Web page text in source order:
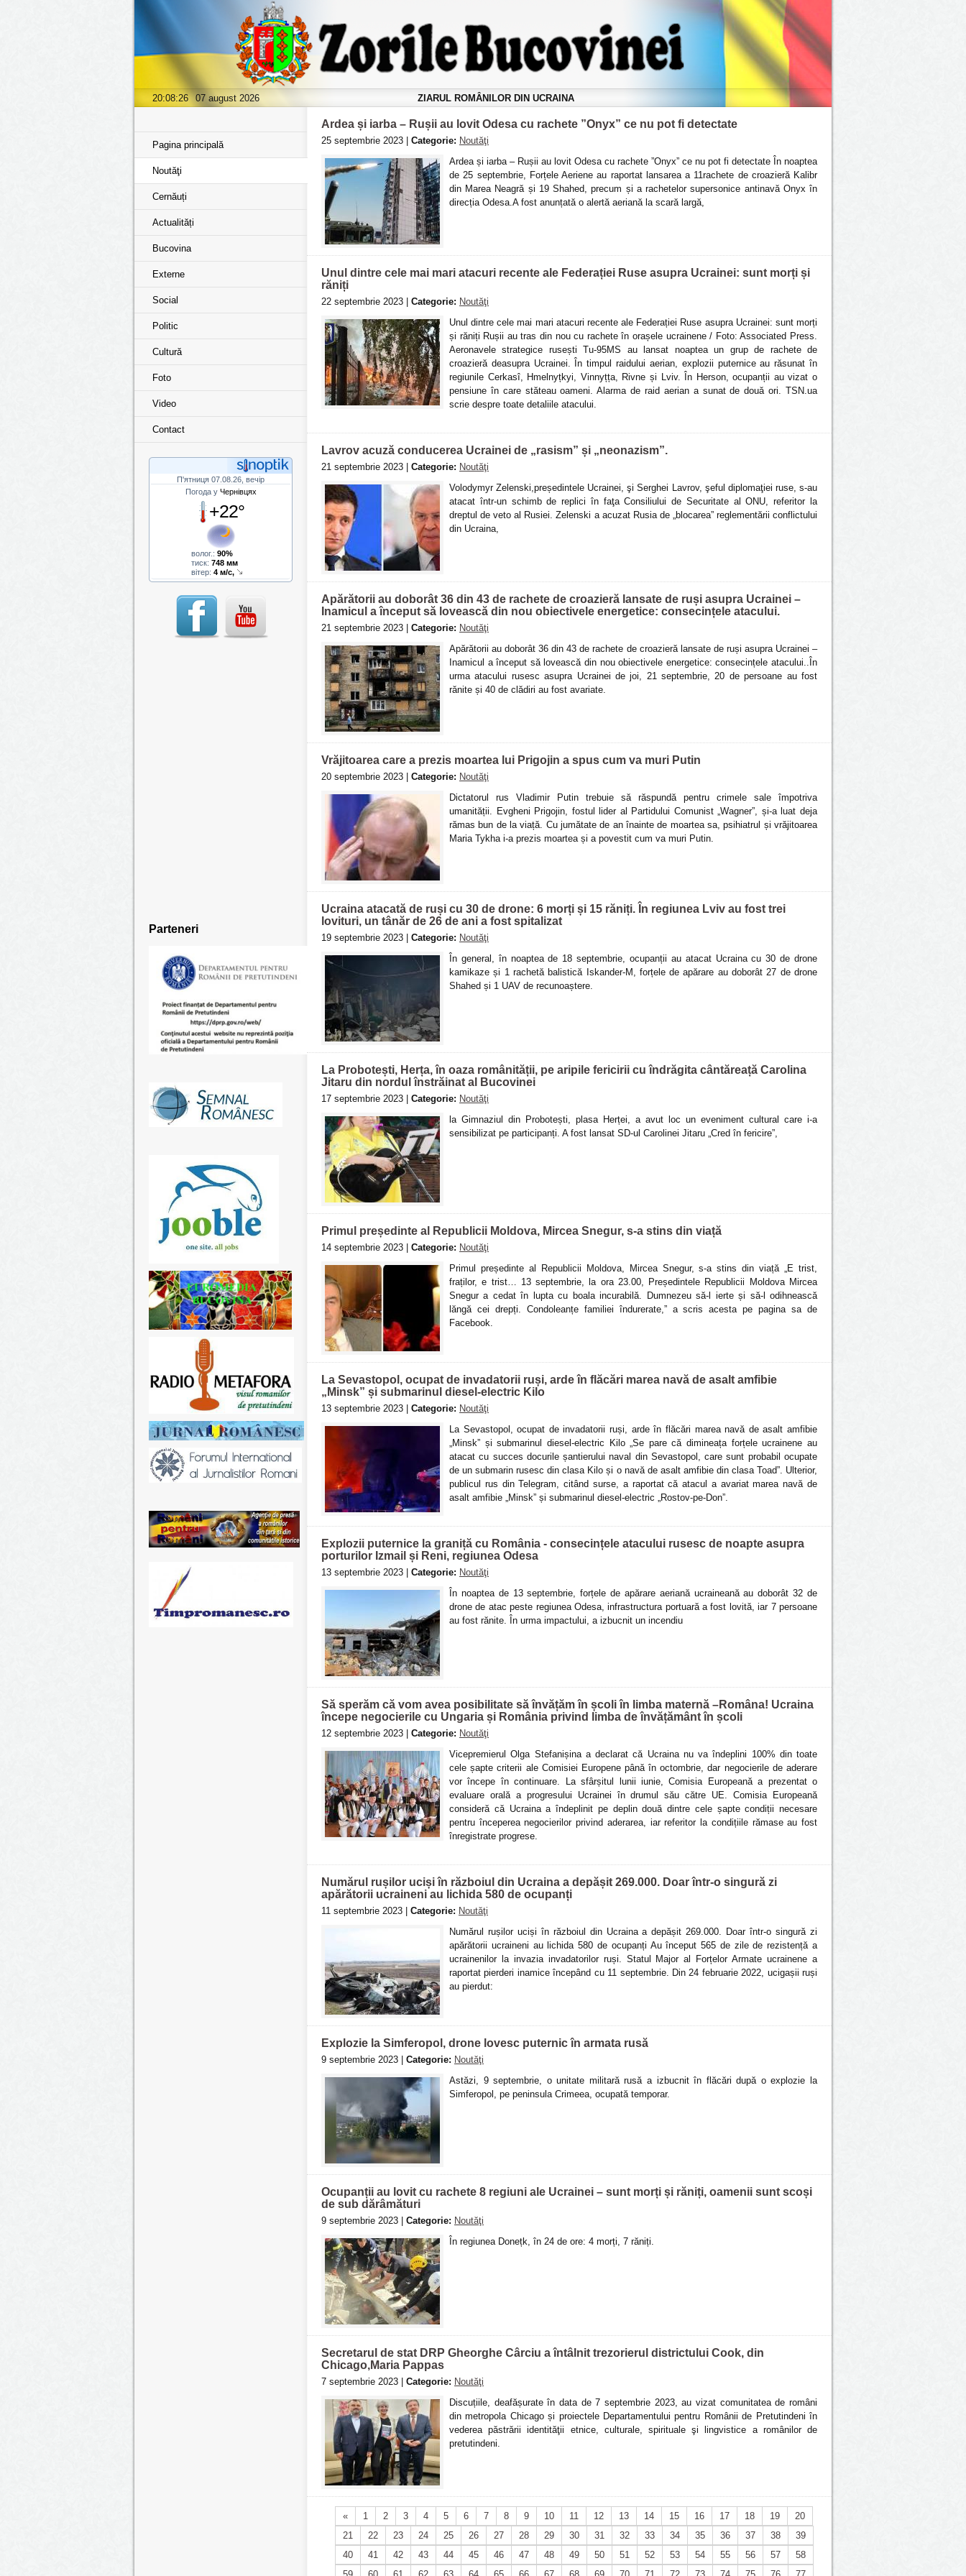
20:08:27 07 august 2026 ZIARUL ROMÂNILOR DIN UCRAINA
Pagina principală
Noutăţi
Cernăuți
Actualități
Bucovina
Externe
Social
Politic
Cultură
Foto
Video
Contact
П'ятниця 07.08.26, вечір
Погода у Чернівцях
+22°
волог.: 90%
тиск: 748 мм
вітер: 4 м/с,
Parteneri
Ardea și iarba – Rușii au lovit Odesa cu rachete ”Onyx” ce nu pot fi detectate
25 septembrie 2023 | Categorie: Noutăţi
Ardea și iarba – Rușii au lovit Odesa cu rachete ”Onyx” ce nu pot fi detectate În noaptea
de 25 septembrie, Forțele Aeriene au raportat lansarea a 11rachete de croazieră Kalibr
din Marea Neagră și 19 Shahed, precum și a rachetelor supersonice antinavă Onyx în
direcția Odesa.A fost anunțată o alertă aeriană la scară largă,
Unul dintre cele mai mari atacuri recente ale Federației Ruse asupra Ucrainei: sunt morți și
răniți
22 septembrie 2023 | Categorie: Noutăţi
Unul dintre cele mai mari atacuri recente ale Federației Ruse asupra Ucrainei: sunt morți
și răniți Rușii au tras din nou cu rachete în orașele ucrainene / Foto: Associated Press.
Aeronavele strategice rusești Tu-95MS au lansat noaptea un grup de rachete de
croazieră deasupra Ucrainei. În timpul raidului aerian, explozii puternice au răsunat în
regiunile Cerkasî, Hmelnyțkyi, Vinnyțța, Rivne și Lviv. În Herson, ocupanții au vizat o
pensiune în care stăteau oameni. Alarma de raid aerian a sunat de două ori. TSN.ua
scrie despre toate detaliile atacului.
Lavrov acuză conducerea Ucrainei de „rasism” și „neonazism”.
21 septembrie 2023 | Categorie: Noutăţi
Volodymyr Zelenski,președintele Ucrainei, şi Serghei Lavrov, şeful diplomaţiei ruse, s-au
atacat într-un schimb de replici în faţa Consiliului de Securitate al ONU, referitor la
dreptul de veto al Rusiei. Zelenski a acuzat Rusia de „blocarea” reglementării conflictului
din Ucraina,
Apărătorii au doborât 36 din 43 de rachete de croazieră lansate de ruși asupra Ucrainei –
Inamicul a început să lovească din nou obiectivele energetice: consecințele atacului.
21 septembrie 2023 | Categorie: Noutăţi
Apărătorii au doborât 36 din 43 de rachete de croazieră lansate de ruși asupra Ucrainei –
Inamicul a început să lovească din nou obiectivele energetice: consecințele atacului..În
urma atacului rusesc asupra Ucrainei de joi, 21 septembrie, 20 de persoane au fost
rănite și 40 de clădiri au fost avariate.
Vrăjitoarea care a prezis moartea lui Prigojin a spus cum va muri Putin
20 septembrie 2023 | Categorie: Noutăţi
Dictatorul rus Vladimir Putin trebuie să răspundă pentru crimele sale împotriva
umanității. Evgheni Prigojin, fostul lider al Partidului Comunist „Wagner”, și-a luat deja
rămas bun de la viață. Cu jumătate de an înainte de moartea sa, psihiatrul și vrăjitoarea
Maria Tykha i-a prezis moartea și a povestit cum va muri Putin.
Ucraina atacată de ruși cu 30 de drone: 6 morți și 15 răniți. În regiunea Lviv au fost trei
lovituri, un tânăr de 26 de ani a fost spitalizat
19 septembrie 2023 | Categorie: Noutăţi
În general, în noaptea de 18 septembrie, ocupanții au atacat Ucraina cu 30 de drone
kamikaze și 1 rachetă balistică Iskander-M, forțele de apărare au doborât 27 de drone
Shahed și 1 UAV de recunoaștere.
La Probotești, Herța, în oaza românității, pe aripile fericirii cu îndrăgita cântăreață Carolina
Jitaru din nordul înstrăinat al Bucovinei
17 septembrie 2023 | Categorie: Noutăţi
la Gimnaziul din Probotești, plasa Herței, a avut loc un eveniment cultural care i-a
sensibilizat pe participanți. A fost lansat SD-ul Carolinei Jitaru „Cred în fericire”,
Primul președinte al Republicii Moldova, Mircea Snegur, s-a stins din viață
14 septembrie 2023 | Categorie: Noutăţi
Primul președinte al Republicii Moldova, Mircea Snegur, s-a stins din viață „E trist,
fraților, e trist… 13 septembrie, la ora 23.00, Președintele Republicii Moldova Mircea
Snegur a cedat în lupta cu boala incurabilă. Dumnezeu să-l ierte și să-l odihnească
lăngă cei drepți. Condoleanțe familiei îndurerate,” a scris acesta pe pagina sa de
Facebook.
La Sevastopol, ocupat de invadatorii ruși, arde în flăcări marea navă de asalt amfibie
„Minsk” și submarinul diesel-electric Kilo
13 septembrie 2023 | Categorie: Noutăţi
La Sevastopol, ocupat de invadatorii ruși, arde în flăcări marea navă de asalt amfibie
„Minsk” și submarinul diesel-electric Kilo „Se pare că dimineața forțele ucrainene au
atacat cu succes docurile șantierului naval din Sevastopol, care sunt probabil ocupate
de un submarin rusesc din clasa Kilo și o navă de asalt amfibie din clasa Toad”. Ulterior,
publicul rus din Telegram, citând surse, a raportat că atacul a avariat marea navă de
asalt amfibie „Minsk” și submarinul diesel-electric „Rostov-pe-Don”.
Explozii puternice la graniță cu România - consecințele atacului rusesc de noapte asupra
porturilor Izmail și Reni, regiunea Odesa
13 septembrie 2023 | Categorie: Noutăţi
În noaptea de 13 septembrie, forțele de apărare aeriană ucraineană au doborât 32 de
drone de atac peste regiunea Odesa, infrastructura portuară a fost lovită, iar 7 persoane
au fost rănite. În urma impactului, a izbucnit un incendiu
Să sperăm că vom avea posibilitate să învățăm în școli în limba maternă –Româna! Ucraina
începe negocierile cu Ungaria și România privind limba de învățământ în școli
12 septembrie 2023 | Categorie: Noutăţi
Vicepremierul Olga Stefanișina a declarat că Ucraina nu va îndeplini 100% din toate
cele șapte criterii ale Comisiei Europene până în octombrie, dar negocierile de aderare
vor începe în continuare. La sfârșitul lunii iunie, Comisia Europeană a prezentat o
evaluare orală a progresului Ucrainei în drumul său către UE. Comisia Europeană
consideră că Ucraina a îndeplinit pe deplin două dintre cele șapte condiții necesare
pentru începerea negocierilor privind aderarea, iar referitor la condițiile rămase au fost
înregistrate progrese.
Numărul rușilor uciși în războiul din Ucraina a depășit 269.000. Doar într-o singură zi
apărătorii ucraineni au lichida 580 de ocupanți
11 septembrie 2023 | Categorie: Noutăţi
Numărul rușilor uciși în războiul din Ucraina a depășit 269.000. Doar într-o singură zi
apărătorii ucraineni au lichida 580 de ocupanți Au început 565 de zile de rezistență a
ucrainenilor la invazia invadatorilor ruși. Statul Major al Forțelor Armate ucrainene a
raportat pierderi inamice începând cu 11 septembrie. Din 24 februarie 2022, ucigașii ruși
au pierdut:
Explozie la Simferopol, drone lovesc puternic în armata rusă
9 septembrie 2023 | Categorie: Noutăţi
Astăzi, 9 septembrie, o unitate militară rusă a izbucnit în flăcări după o explozie la
Simferopol, pe peninsula Crimeea, ocupată temporar.
Ocupanții au lovit cu rachete 8 regiuni ale Ucrainei – sunt morți și răniți, oamenii sunt scoși
de sub dărâmături
9 septembrie 2023 | Categorie: Noutăţi
În regiunea Donețk, în 24 de ore: 4 morți, 7 răniți.
Secretarul de stat DRP Gheorghe Cârciu a întâlnit trezorierul districtului Cook, din
Chicago,Maria Pappas
7 septembrie 2023 | Categorie: Noutăţi
Discuțiile, deafășurate în data de 7 septembrie 2023, au vizat comunitatea de români
din metropola Chicago și proiectele Departamentului pentru Românii de Pretutindeni în
vederea păstrării identităţii etnice, culturale, spirituale şi lingvistice a românilor de
pretutindeni.
« 1 2 3 4 5 6 7 8 9 10 11 12 13 14 15 16 17 18 19
20
21
22 23 24 25 26 27 28 29 30 31 32 33 34 35 36 37 38
39
40
41 42 43 44 45 46 47 48 49 50 51 52 53 54 55 56 57
58